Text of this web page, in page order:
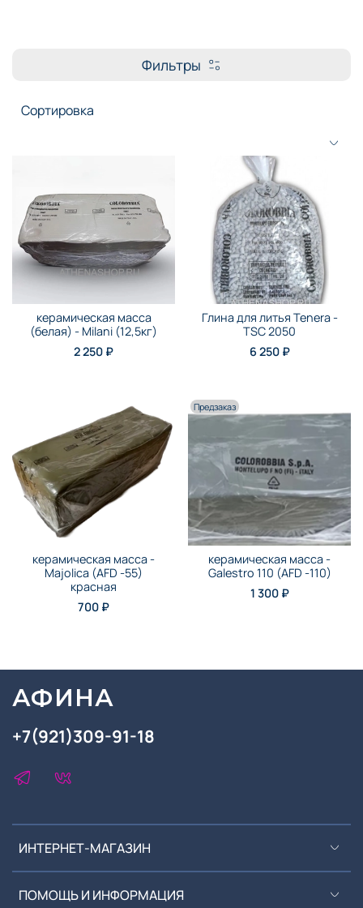
Фильтры
керамическая масса
(белая) - Milani (12,5кг)
2 250 ₽
Глина для литья Tenera -
TSC 2050
6 250 ₽
керамическая масса -
Majolica (AFD -55)
красная
700 ₽
Предзаказ
керамическая масса -
Galestro 110 (AFD -110)
1 300 ₽
ИНТЕРНЕТ-МАГАЗИН
ПОМОЩЬ И ИНФОРМАЦИЯ
+7(921)309-91-18
АФИНА